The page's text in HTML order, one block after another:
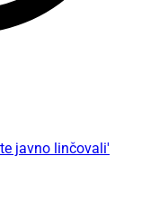
javno linčovali'